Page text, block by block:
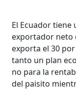
El Ecuador
exportador neto
exporta el 30
tanto un plan
no para la
del paisito